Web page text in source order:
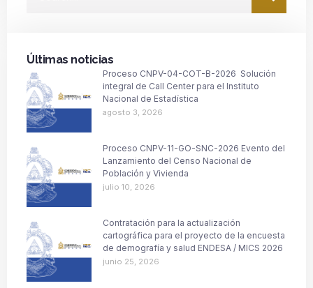
Últimas noticias
Proceso CNPV-04-COT-B-2026 Solución
integral de Call Center para el Instituto
Nacional de Estadística
agosto 3, 2026
Proceso CNPV-11-GO-SNC-2026 Evento del
Lanzamiento del Censo Nacional de
Población y Vivienda
julio 10, 2026
Contratación para la actualización
cartográfica para el proyecto de la encuesta
de demografía y salud ENDESA / MICS 2026
junio 25, 2026